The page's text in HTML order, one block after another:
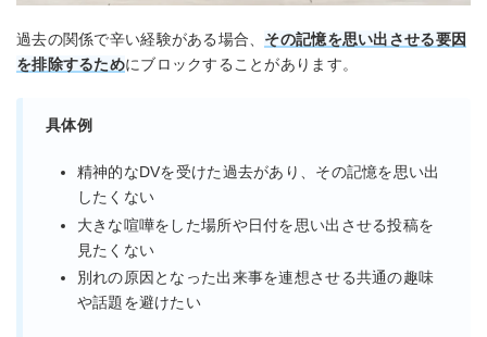
過去の関係で辛い経験がある場合、 その記憶を思い出させる要因
を排除するためにブロックすることがあります。
具体例
精神的なDVを受けた過去があり、その記憶を思い出
したくない
大きな喧嘩をした場所や日付を思い出させる投稿を
見たくない
別れの原因となった出来事を連想させる共通の趣味
や話題を避けたい